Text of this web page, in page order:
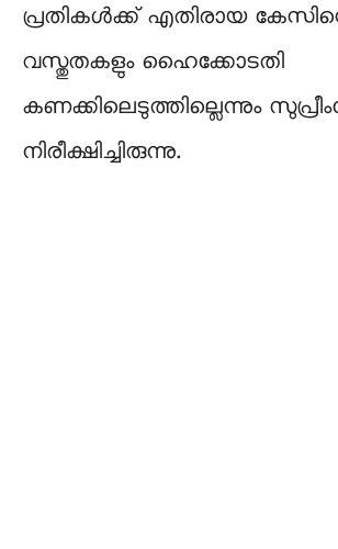
പ്രതികള്‍ക്ക് എതിരായ
വസ്തുതകളും ഹൈക്കോടതി
കണക്കിലെടുത്തില്ലെന്നും
നിരീക്ഷിച്ചിരുന്നു.